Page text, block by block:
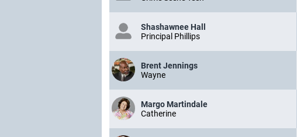
Shashawnee Hall
Principal Phillips
Brent Jennings
Wayne
Margo Martindale
Catherine